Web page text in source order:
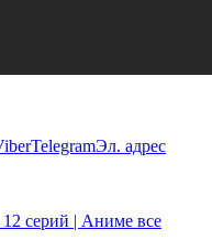
TelegramЭл. адрес
серий | Аниме все